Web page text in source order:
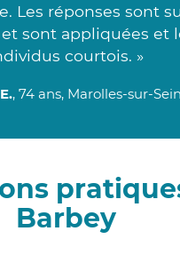
Les réponses sont
sont appliquées et
courtois. »
, 74 ans, Marolles-sur-
Barbey